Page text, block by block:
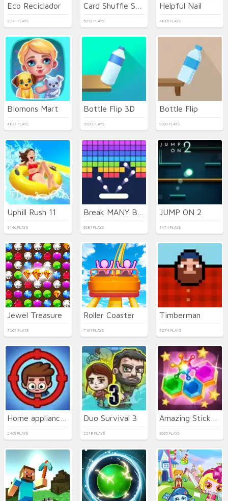
Eco Reciclador
2041 PLAYS 5012 PLAYS
Helpful Nail
4886 PLAYS
Biomons Mart
4837 PLAYS
Bottle Flip 3D
3920 PLAYS
Bottle Flip
9390 PLAYS
Uphill Rush 11
3446 PLAYS 9581 PLAYS
JUMP ON 2
1474 PLAYS
Jewel Treasure
7067 PLAYS
Roller Coaster
7161 PLAYS
Timberman
7274 PLAYS
2469 PLAYS
Duo Survival 3
2218 PLAYS 3065 PLAYS